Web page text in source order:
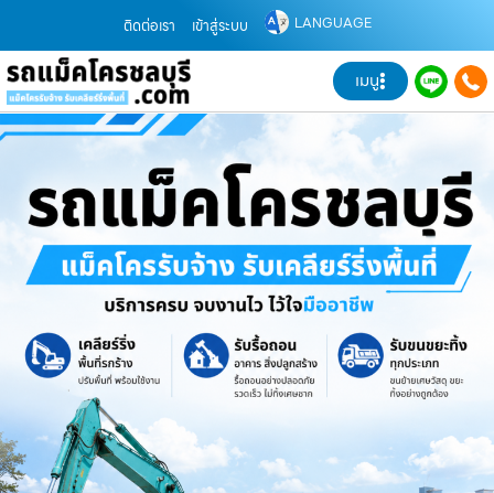
ติดต่อเรา เข้าสู่ระบบ LANGUAGE
เมนู